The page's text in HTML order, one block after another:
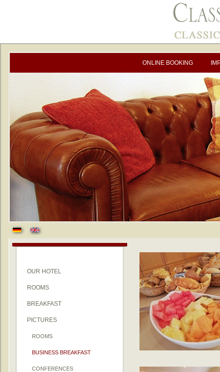
ONLINE BOOKING
OUR HOTEL
ROOMS
BREAKFAST
PICTURES
ROOMS
BUSINESS BREAKFAST
CONFERENCES